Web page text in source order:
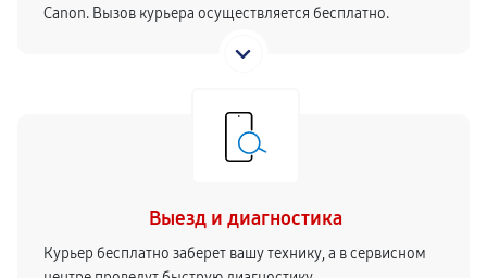
Canon. Вызов курьера осуществляется бесплатно.
Выезд и диагностика
Курьер бесплатно заберет вашу технику, а в сервисном